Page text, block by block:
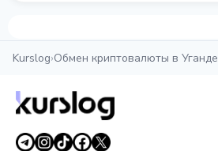
Kurslog›Обмен криптовалюты в Уганде